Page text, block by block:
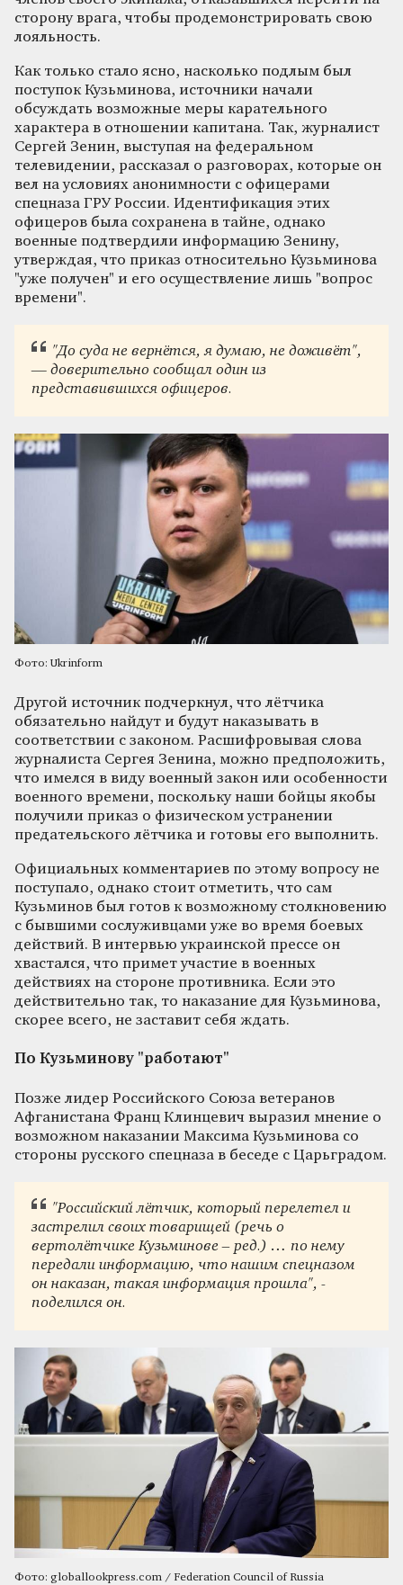
сторону врага, чтобы продемонстрировать свою
лояльность.
Как только стало ясно, насколько подлым был
поступок Кузьминова, источники начали
обсуждать возможные меры карательного
характера в отношении капитана. Так, журналист
Сергей Зенин, выступая на федеральном
телевидении, рассказал о разговорах, которые он
вел на условиях анонимности с офицерами
спецназа ГРУ России. Идентификация этих
офицеров была сохранена в тайне, однако
военные подтвердили информацию Зенину,
утверждая, что приказ относительно Кузьминова
"уже получен" и его осуществление лишь "вопрос
времени".
"До суда не вернётся, я думаю, не доживёт",
— доверительно сообщал один из
представившихся офицеров.
Фото: Ukrinform
Другой источник подчеркнул, что лётчика
обязательно найдут и будут наказывать в
соответствии с законом. Расшифровывая слова
журналиста Сергея Зенина, можно предположить,
что имелся в виду военный закон или особенности
военного времени, поскольку наши бойцы якобы
получили приказ о физическом устранении
предательского лётчика и готовы его выполнить.
Официальных комментариев по этому вопросу не
поступало, однако стоит отметить, что сам
Кузьминов был готов к возможному столкновению
с бывшими сослуживцами уже во время боевых
действий. В интервью украинской прессе он
хвастался, что примет участие в военных
действиях на стороне противника. Если это
действительно так, то наказание для Кузьминова,
скорее всего, не заставит себя ждать.
По Кузьминову "работают"
Позже лидер Российского Союза ветеранов
Афганистана Франц Клинцевич выразил мнение о
возможном наказании Максима Кузьминова со
стороны русского спецназа в беседе с Царьградом.
"Российский лётчик, который перелетел и
застрелил своих товарищей (речь о
вертолётчике Кузьминове – ред.) … по нему
передали информацию, что нашим спецназом
он наказан, такая информация прошла", -
поделился он.
Фото: globallookpress.com / Federation Council of Russia